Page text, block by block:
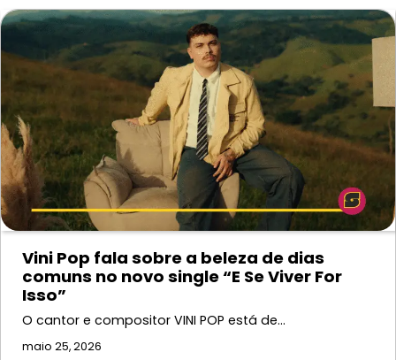
Vini Pop fala sobre a beleza de dias
comuns no novo single “E Se Viver For
Isso”
O cantor e compositor VINI POP está de…
maio 25, 2026